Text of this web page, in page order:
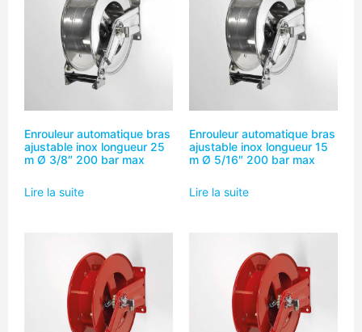
Enrouleur automatique bras
ajustable inox longueur 25
m Ø 3/8″ 200 bar max
Lire la suite
Enrouleur automatique bras
ajustable inox longueur 15
m Ø 5/16″ 200 bar max
Lire la suite